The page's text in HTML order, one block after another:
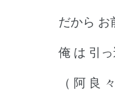
だから お
俺 は 引
（ 阿 良